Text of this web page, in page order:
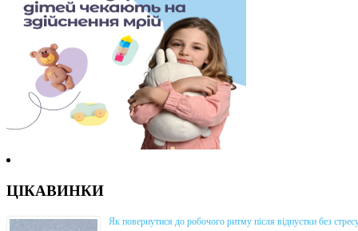
ЦІКАВИНКИ
Як повернутися до робочого ритму після відпустки без